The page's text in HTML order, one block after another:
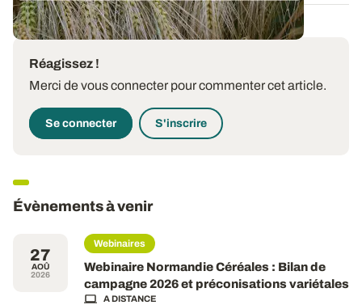
Réagissez !
Merci de vous connecter pour commenter cet article.
Se connecter S'inscrire
Évènements à venir
27
AOÛ
2026
Webinaires
Webinaire Normandie Céréales : Bilan de
campagne 2026 et préconisations variétales
A DISTANCE